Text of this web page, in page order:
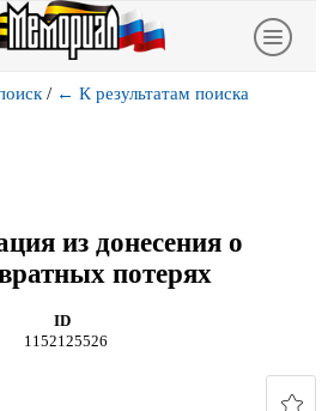
/ ← К результатам поиска
из донесения о
потерях
ID
1152125526